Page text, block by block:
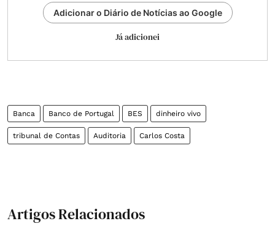
Adicionar o Diário de Notícias ao Google
Já adicionei
Banca Banco de Portugal BES dinheiro vivo
tribunal de Contas Auditoria Carlos Costa
Artigos Relacionados